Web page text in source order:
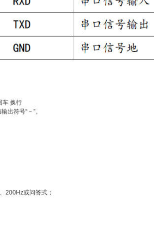
车 换行
出符号“－”。
200Hz或问答式；